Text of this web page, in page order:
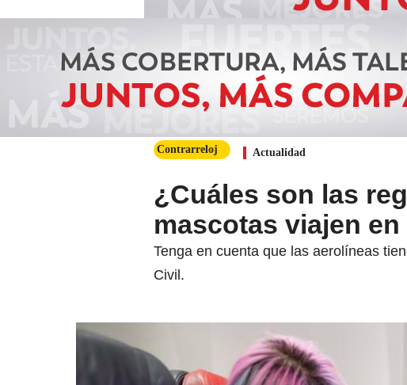
Contrarreloj Actualidad
¿Cuáles son las
mascotas viajen
Tenga en cuenta que las aerolíneas
Civil.